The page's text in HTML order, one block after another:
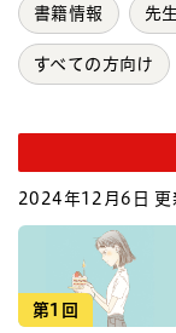
書籍情報 先
すべての方向け
2024年12月6日 更
第1回